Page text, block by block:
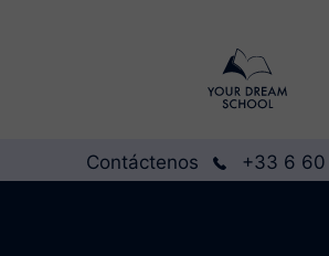
Contáctenos +33 6 60